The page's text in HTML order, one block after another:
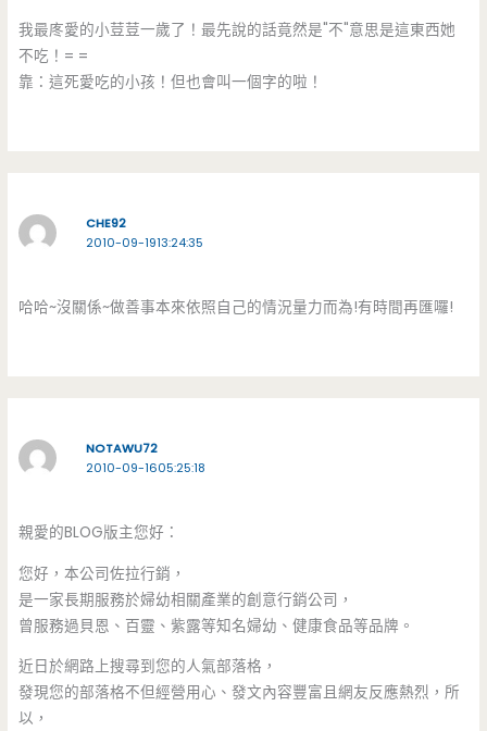
我最庝愛的小荳荳一歲了！最先說的話竟然是"不"意思是這東西她
不吃！= =
靠：這死愛吃的小孩！但也會叫一個字的啦！
CHE92
2010-09-1913:24:35
哈哈~沒關係~做善事本來依照自己的情況量力而為!有時間再匯囉!
NOTAWU72
2010-09-1605:25:18
親愛的BLOG版主您好：
您好，本公司佐拉行銷，
是一家長期服務於婦幼相關產業的創意行銷公司，
曾服務過貝恩、百靈、紫露等知名婦幼、健康食品等品牌。
近日於網路上搜尋到您的人氣部落格，
發現您的部落格不但經營用心、發文內容豐富且網友反應熱烈，所
以，